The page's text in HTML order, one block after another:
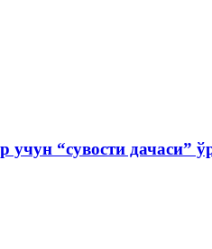
“сувости дачаси”